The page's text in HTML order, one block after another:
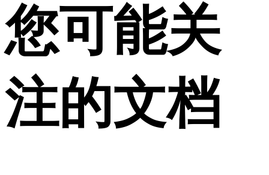
您可能关
注的文档